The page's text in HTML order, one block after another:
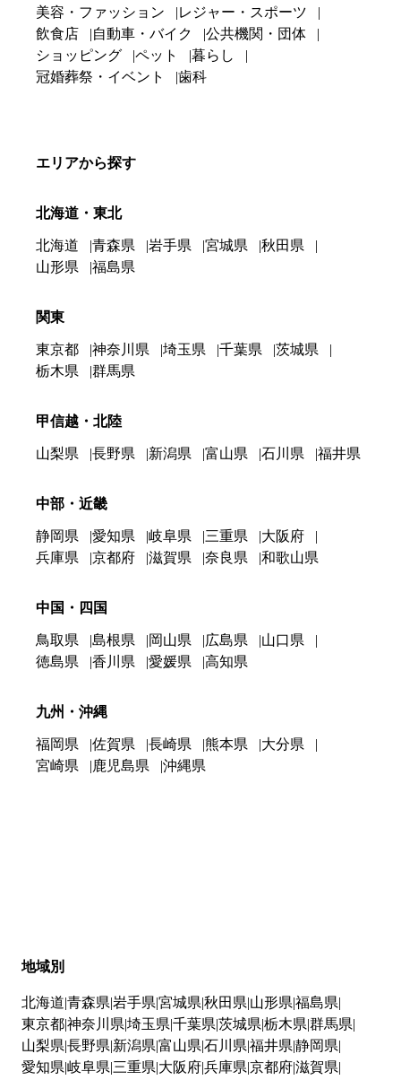
美容・ファッション
レジャー・スポーツ
飲食店
自動車・バイク
公共機関・団体
ショッピング
ペット
暮らし
冠婚葬祭・イベント
歯科
エリアから探す
北海道・東北
北海道 青森県 岩手県 宮城県
秋田県
山形県
福島県
関東
東京都 神奈川県 埼玉県 千葉県
茨城県
栃木県
群馬県
甲信越・北陸
山梨県 長野県 新潟県 富山県 石川県 福井県
中部・近畿
静岡県 愛知県 岐阜県 三重県
大阪府
兵庫県
京都府 滋賀県 奈良県 和歌山県
中国・四国
鳥取県 島根県 岡山県 広島県
山口県
徳島県
香川県 愛媛県 高知県
九州・沖縄
福岡県 佐賀県 長崎県 熊本県
大分県
宮崎県
鹿児島県 沖縄県
地域別
北海道 青森県 岩手県 宮城県 秋田県 山形県 福島県
東京都神奈川県 埼玉県 千葉県 茨城県 栃木県 群馬県
山梨県 長野県 新潟県 富山県 石川県 福井県 静岡県
愛知県 岐阜県 三重県 大阪府兵庫県 京都府滋賀県